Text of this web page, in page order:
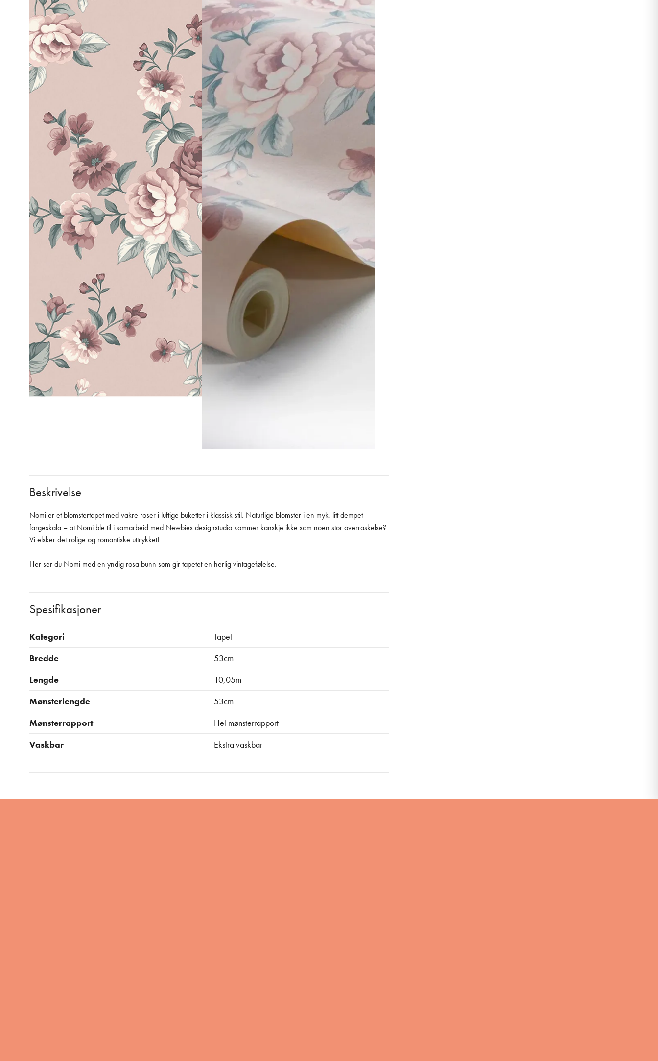
Beskrivelse
Nomi er et blomstertapet med vakre roser i luftige buketter i klassisk stil. Naturlige blomster i en myk, litt dempet
fargeskala – at Nomi ble til i samarbeid med Newbies designstudio kommer kanskje ikke som noen stor overraskelse?
Vi elsker det rolige og romantiske uttrykket!
Her ser du Nomi med en yndig rosa bunn som gir tapetet en herlig vintagefølelse.
Spesifikasjoner
Kategori
Tapet
Bredde
53cm
Lengde
10,05m
Mønsterlengde
53cm
Mønsterrapport
Hel mønsterrapport
Vaskbar
Ekstra vaskbar